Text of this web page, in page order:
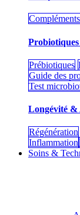
Prébiotiques
Guide des
Test
Longévité &
Régénération
Inflammation
Soins &